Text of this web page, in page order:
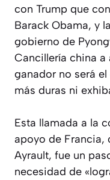
con Trump que
Barack Obama, y
gobierno de
Cancillería china a
ganador no será
más duras ni
Esta llamada a la
apoyo de Francia,
Ayrault, fue un
necesidad de